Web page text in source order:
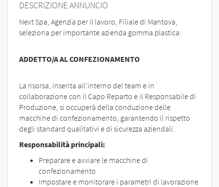
EN
FR
DE
PT
DESCRIZIONE ANNUNCIO
Next Spa, Agenzia per il lavoro, Filiale di Mantova,
seleziona per importante azienda gomma plastica:
ADDETTO/A AL CONFEZIONAMENTO
La risorsa, inserita all'interno del team e in
collaborazione con il Capo Reparto e il Responsabile di
Produzione, si occuperà della conduzione delle
macchine di confezionamento, garantendo il rispetto
degli standard qualitativi e di sicurezza aziendali.
Responsabilità principali:
Preparare e avviare le macchine di
confezionamento
Impostare e monitorare i parametri di lavorazione